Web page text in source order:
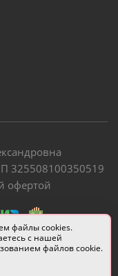
325508100350519
офертой
файлы cookies.
с нашей
файлов cookie.